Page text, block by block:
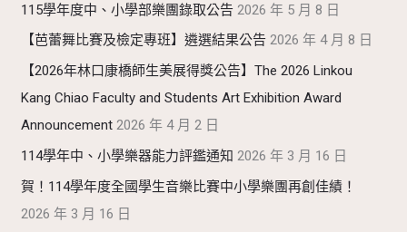
115學年度中、小學部樂團錄取公告 2026 年 5 月 8 日
【芭蕾舞比賽及檢定專班】遴選結果公告 2026 年 4 月 8 日
【2026年林口康橋師生美展得獎公告】The 2026 Linkou
Kang Chiao Faculty and Students Art Exhibition Award
Announcement 2026 年 4 月 2 日
114學年中、小學樂器能力評鑑通知 2026 年 3 月 16 日
賀！114學年度全國學生音樂比賽中小學樂團再創佳績！
2026 年 3 月 16 日